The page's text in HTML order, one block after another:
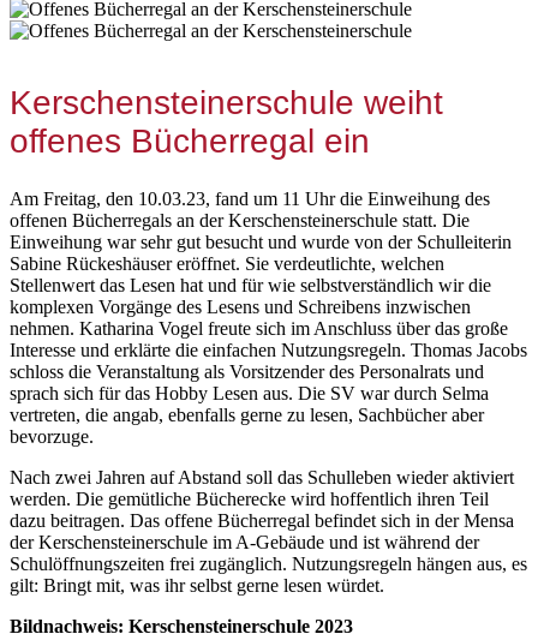
Kerschensteinerschule weiht
offenes Bücherregal ein
Am Freitag, den 10.03.23, fand um 11 Uhr die Einweihung des
offenen Bücherregals an der Kerschensteinerschule statt. Die
Einweihung war sehr gut besucht und wurde von der Schulleiterin
Sabine Rückeshäuser eröffnet. Sie verdeutlichte, welchen
Stellenwert das Lesen hat und für wie selbstverständlich wir die
komplexen Vorgänge des Lesens und Schreibens inzwischen
nehmen. Katharina Vogel freute sich im Anschluss über das große
Interesse und erklärte die einfachen Nutzungsregeln. Thomas Jacobs
schloss die Veranstaltung als Vorsitzender des Personalrats und
sprach sich für das Hobby Lesen aus. Die SV war durch Selma
vertreten, die angab, ebenfalls gerne zu lesen, Sachbücher aber
bevorzuge.
Nach zwei Jahren auf Abstand soll das Schulleben wieder aktiviert
werden. Die gemütliche Bücherecke wird hoffentlich ihren Teil
dazu beitragen. Das offene Bücherregal befindet sich in der Mensa
der Kerschensteinerschule im A-Gebäude und ist während der
Schulöffnungszeiten frei zugänglich. Nutzungsregeln hängen aus, es
gilt: Bringt mit, was ihr selbst gerne lesen würdet.
Bildnachweis: Kerschensteinerschule 2023